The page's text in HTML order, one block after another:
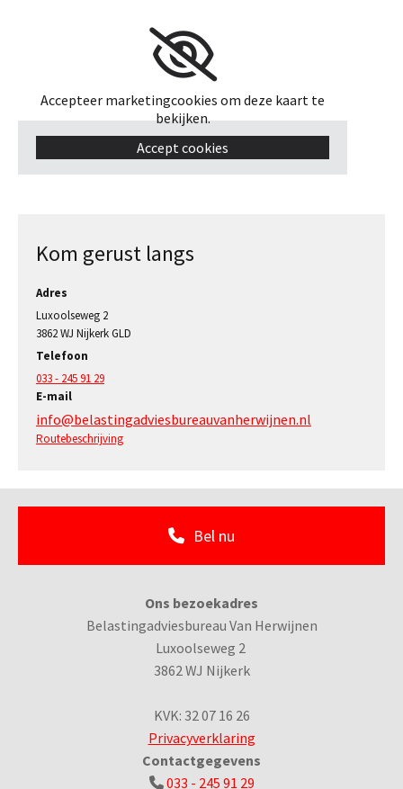
Accepteer marketingcookies om deze kaart te
bekijken.
Accept cookies
Kom gerust langs
Adres
Luxoolseweg 2
3862 WJ Nijkerk GLD
Telefoon
033 - 245 91 29
E-mail
info@belastingadviesbureauvanherwijnen.nl
Routebeschrijving
Bel nu
Ons bezoekadres
Belastingadviesbureau Van Herwijnen
Luxoolseweg 2
3862 WJ Nijkerk
KVK: 32 07 16 26
Privacyverklaring
Contactgegevens
 033 - 245 91 29